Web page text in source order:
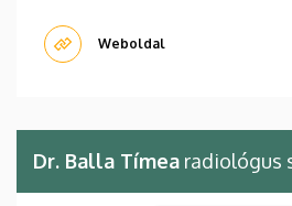
Weboldal
Dr. Balla Tímea radiológus